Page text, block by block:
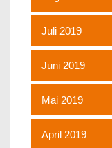
Juli 2019
Juni 2019
Mai 2019
April 2019